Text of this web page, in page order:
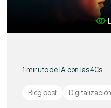
1 minuto de IA con las 4Cs
Blog post Digitalización